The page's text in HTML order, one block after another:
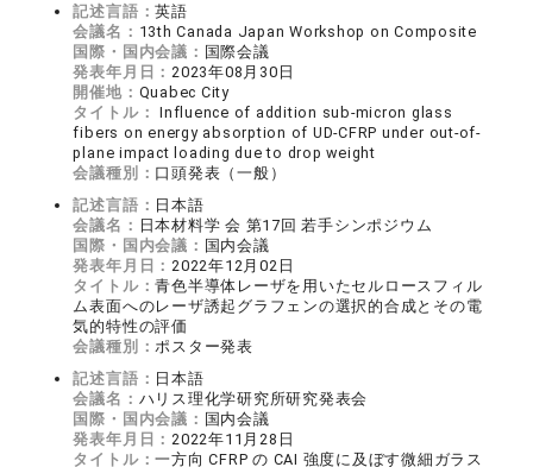
記述言語：英語
会議名： 13th Canada Japan Workshop on Composite
国際・国内会議： 国際会議
発表年月日： 2023年08月30日
開催地： Quabec City
タイトル： Influence of addition sub-micron glass
fibers on energy absorption of UD-CFRP under out-of-
plane impact loading due to drop weight
会議種別： 口頭発表（一般）
記述言語： 日本語
会議名： 日本材料学 会 第17回 若手シンポジウム
国際・国内会議： 国内会議
発表年月日： 2022年12月02日
タイトル：青色半導体レーザを用いたセルロースフィル
ム表面へのレーザ誘起グラフェンの選択的合成とその電
気的特性の評価
会議種別： ポスター発表
記述言語： 日本語
会議名： ハリス理化学研究所研究発表会
国際・国内会議： 国内会議
発表年月日： 2022年11月28日
タイトル：一方向 CFRP の CAI 強度に及ぼす微細ガラス